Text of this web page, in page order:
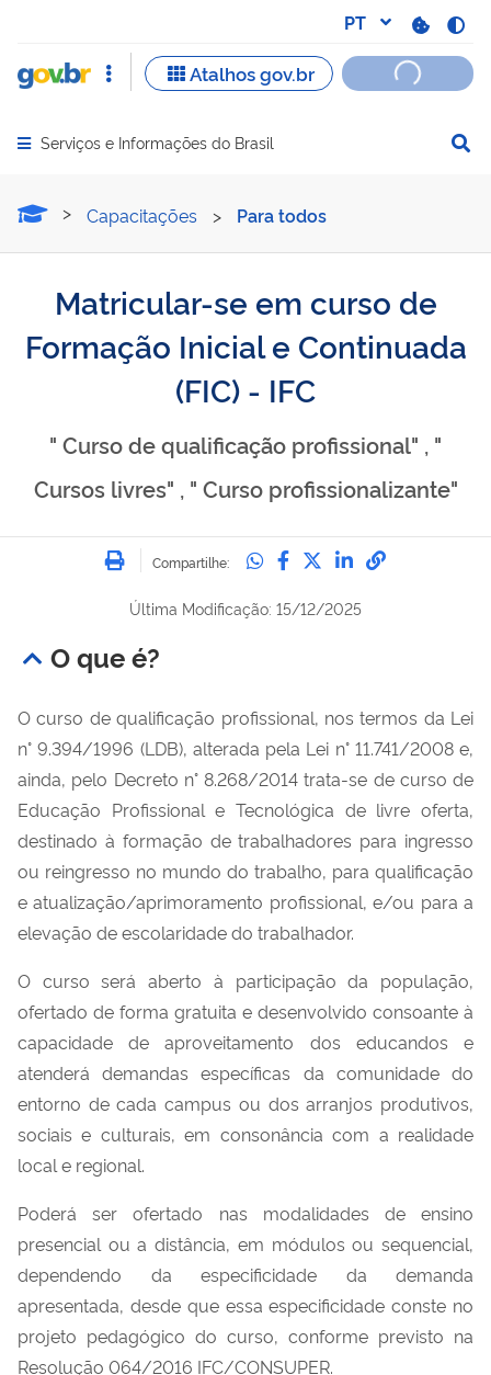
Abrir menu principal de navegação
Serviços e Informações do Brasil
Matricular-se em curso
Capacitações > Para todos
Matricular-se em curso de
Formação Inicial e Continuada
(FIC) - IFC
" Curso de qualificação profissional" , "
Cursos livres" , " Curso profissionalizante"
Imprimir
Compartilhe: Compartilhe no
Compartilhe no
Compartilhe no
Compartilhe
Última Modificação: 15/12/2025
O que é?
O curso de qualificação profissional, nos termos da Lei
n° 9.394/1996 (LDB), alterada pela Lei n° 11.741/2008 e,
ainda, pelo Decreto n° 8.268/2014 trata-se de curso de
Educação Profissional e Tecnológica de livre oferta,
destinado à formação de trabalhadores para ingresso
ou reingresso no mundo do trabalho, para qualificação
e atualização/aprimoramento profissional, e/ou para a
elevação de escolaridade do trabalhador.
O curso será aberto à participação da população,
ofertado de forma gratuita e desenvolvido consoante à
capacidade de aproveitamento dos educandos e
atenderá demandas específicas da comunidade do
entorno de cada campus ou dos arranjos produtivos,
sociais e culturais, em consonância com a realidade
local e regional.
Poderá ser ofertado nas modalidades de ensino
presencial ou a distância, em módulos ou sequencial,
dependendo da especificidade da demanda
apresentada, desde que essa especificidade conste no
projeto pedagógico do curso, conforme previsto na
Resolução 064/2016 IFC/CONSUPER.